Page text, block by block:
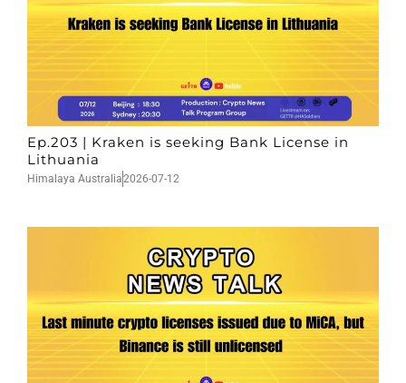
Ep.203 | Kraken is seeking Bank License in
Lithuania
Himalaya Australia2026-07-12